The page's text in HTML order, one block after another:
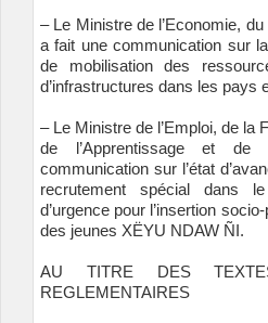
– Le Ministre de l’Economie,
a fait une communication sur
de mobilisation des
d’infrastructures dans les pays
– Le Ministre de l’Emploi, de la
de l’Apprentissage et
communication sur l’état
recrutement spécial dans
d’urgence pour l’insertion
des jeunes XËYU NDAW ÑI.
AU TITRE DES
REGLEMENTAIRES